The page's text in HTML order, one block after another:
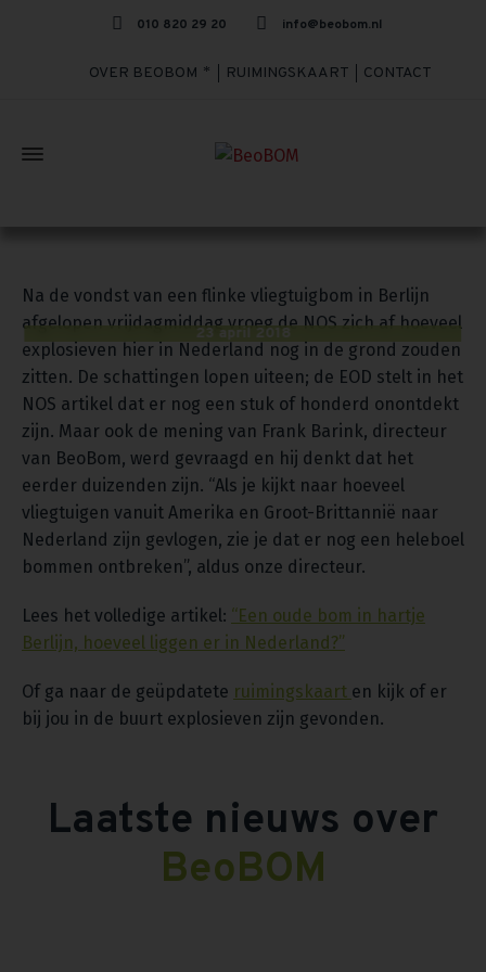
010 820 29 20 info@beobom.nl
OVER BEOBOM RUIMINGSKAART CONTACT
23 april 2018
Na de vondst van een flinke vliegtuigbom in Berlijn
afgelopen vrijdagmiddag vroeg de NOS zich af hoeveel
explosieven hier in Nederland nog in de grond zouden
zitten. De schattingen lopen uiteen; de EOD stelt in het
NOS artikel dat er nog een stuk of honderd onontdekt
zijn. Maar ook de mening van Frank Barink, directeur
van BeoBom, werd gevraagd en hij denkt dat het
eerder duizenden zijn. “Als je kijkt naar hoeveel
vliegtuigen vanuit Amerika en Groot-Brittannië naar
Nederland zijn gevlogen, zie je dat er nog een heleboel
bommen ontbreken”, aldus onze directeur.
Lees het volledige artikel: “Een oude bom in hartje
Berlijn, hoeveel liggen er in Nederland?”
Of ga naar de geüpdatete ruimingskaart en kijk of er
bij jou in de buurt explosieven zijn gevonden.
Laatste nieuws over
BeoBOM